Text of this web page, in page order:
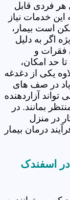
هر فردی قابل
این خدمات نیاز
است بیمار،
اگر به دلیل
فقرات و
حد امکان،
یکی از دغدغه
در صف های
آزاردهنده
بمانند. در
در منزل
درمان بیمار
اسفندک